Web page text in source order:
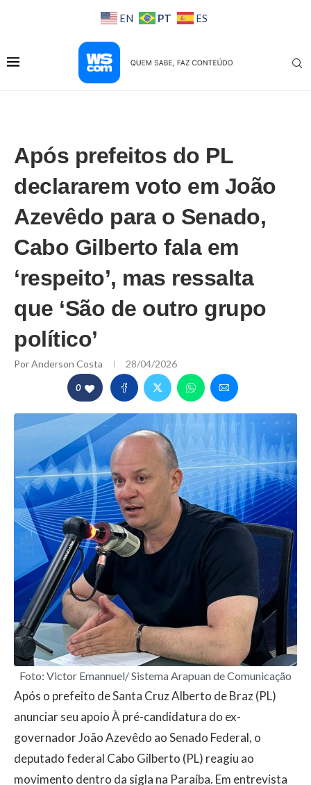
EN PT ES
Após prefeitos do PL
declararem voto em João
Azevêdo para o Senado,
Cabo Gilberto fala em
‘respeito’, mas ressalta
que ‘São de outro grupo
político’
PorAnderson Costa 28/04/2026
0
Foto: Victor Emannuel/ Sistema Arapuan de Comunicação
Após o prefeito de Santa Cruz Alberto de Braz (PL)
anunciar seu apoio À pré-candidatura do ex-
governador João Azevêdo ao Senado Federal, o
deputado federal Cabo Gilberto (PL) reagiu ao
movimento dentro da sigla na Paraíba. Em entrevista